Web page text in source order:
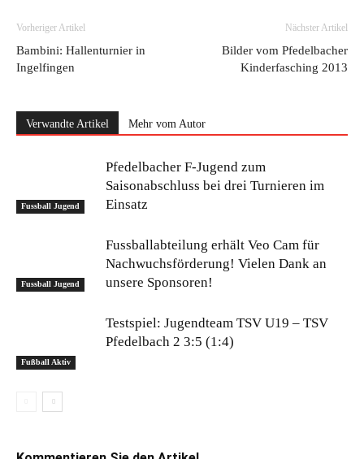
Vorheriger Artikel
Bambini: Hallenturnier in
Ingelfingen
Nächster Artikel
Bilder vom Pfedelbacher
Kinderfasching 2013
Verwandte Artikel Mehr vom Autor
Fussball Jugend
Pfedelbacher F-Jugend zum
Saisonabschluss bei drei Turnieren im
Einsatz
Fussball Jugend
Fussballabteilung erhält Veo Cam für
Nachwuchsförderung! Vielen Dank an
unsere Sponsoren!
Fußball Aktiv
Testspiel: Jugendteam TSV U19 – TSV
Pfedelbach 2 3:5 (1:4)